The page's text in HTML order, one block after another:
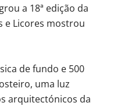
a 18ª edição da
e Licores mostrou
de fundo e 500
uma luz
arquitectónicos da